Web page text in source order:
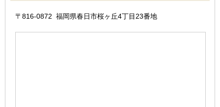
〒816-0872 福岡県春日市桜ヶ丘4丁目23番地